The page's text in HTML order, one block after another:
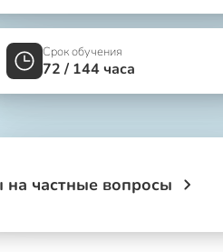
Срок обучения
72 / 144 часа
на частные вопросы